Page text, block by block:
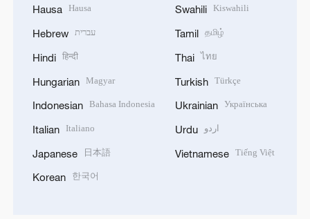
Hausa Hausa
Hebrew עברית
Hindi हिन्दी
Hungarian Magyar
Indonesian Bahasa Indonesia
Italian Italiano
Japanese 日本語
Korean 한국어
Swahili Kiswahili
Tamil தமிழ்
Thai ไทย
Turkish Türkçe
Ukrainian Українська
Urdu اردو
Vietnamese Tiếng Việt